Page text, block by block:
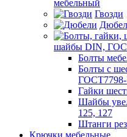
мебельный
Гвозди
шайбы DIN,
Болты
Болты с
ГОСТ7798-
Гайки
Шайбы
125, 127
Штанги
Крючки мебельные